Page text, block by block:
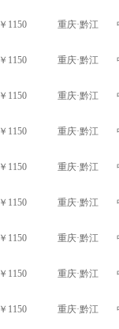
￥1150 重庆·黔江
￥1150 重庆·黔江
￥1150 重庆·黔江
￥1150 重庆·黔江
￥1150 重庆·黔江
￥1150 重庆·黔江
￥1150 重庆·黔江
￥1150 重庆·黔江
￥1150 重庆·黔江